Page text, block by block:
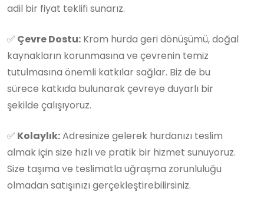
adil bir fiyat teklifi sunarız.
✅ Çevre Dostu: Krom hurda geri dönüşümü, doğal
kaynakların korunmasına ve çevrenin temiz
tutulmasına önemli katkılar sağlar. Biz de bu
sürece katkıda bulunarak çevreye duyarlı bir
şekilde çalışıyoruz.
✅ Kolaylık:Adresinize gelerek hurdanızı teslim
almak için size hızlı ve pratik bir hizmet sunuyoruz.
Size taşıma ve teslimatla uğraşma zorunluluğu
olmadan satışınızı gerçekleştirebilirsiniz.